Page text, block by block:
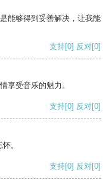
能够得到妥善解决，让我能
支持[0] 反对[0]
享受音乐的魅力。
支持[0] 反对[0]
。
支持[0] 反对[0]